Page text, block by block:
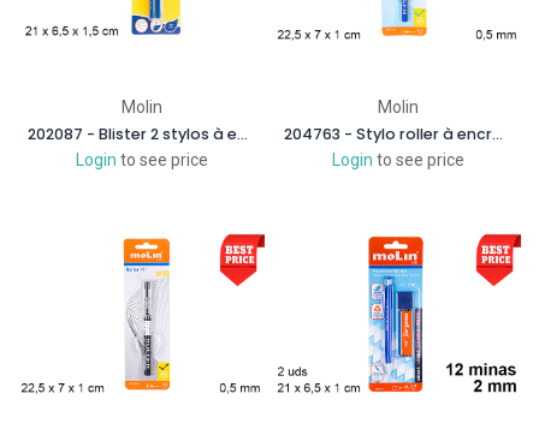
Molin
202087 - Blister 2 stylos à encre gel bleu
Login to see price
Molin
204763 - Stylo roller à encre bleue
Login to see price